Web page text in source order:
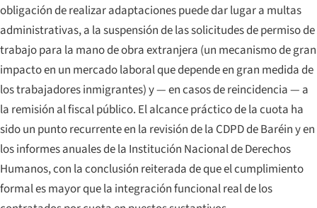
obligación de realizar adaptaciones puede dar lugar a multas
administrativas, a la suspensión de las solicitudes de permiso de
trabajo para la mano de obra extranjera (un mecanismo de gran
impacto en un mercado laboral que depende en gran medida de
los trabajadores inmigrantes) y — en casos de reincidencia — a
la remisión al fiscal público. El alcance práctico de la cuota ha
sido un punto recurrente en la revisión de la CDPD de Baréin y en
los informes anuales de la Institución Nacional de Derechos
Humanos, con la conclusión reiterada de que el cumplimiento
formal es mayor que la integración funcional real de los